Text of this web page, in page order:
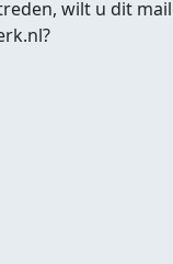
wilt u dit